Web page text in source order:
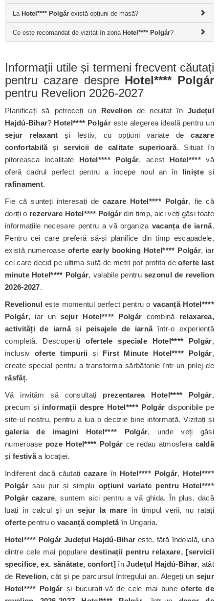
La Hotel**** Polgár există opțiuni de masă?
Ce este recomandat de vizitat în zona Hotel**** Polgár?
Informații utile și termeni frecvent căutați
pentru cazare despre Hotel**** Polgár
pentru Revelion 2026-2027
Planificați să petreceți un Revelion de neuitat în Județul
Hajdú-Bihar? Hotel**** Polgáreste alegerea ideală pentru un
sejur relaxant și festiv, cu opțiuni variate decazare
confortabilăși servicii de calitate superioară. Situat în
pitoreasca localitate Hotel**** Polgár, acest Hotel****vă
oferă cadrul perfect pentru a începe noul an în linișteși
rafinament.
Fie că sunteți interesați decazare Hotel**** Polgár, fie că
doriți o rezervare Hotel**** Polgárdin timp, aici veți găsi toate
informațiile necesare pentru a vă organiza vacanța de iarnă.
Pentru cei care preferă să-și planifice din timp escapadele,
există numeroaseoferte early booking Hotel**** Polgár, iar
cei care decid pe ultima sută de metri pot profita deoferte last
minute Hotel**** Polgár, valabile pentru sezonul de revelion
2026-2027.
Revelionul este momentul perfect pentru o vacanță Hotel****
Polgár, iar un sejur Hotel**** Polgár combină relaxarea,
activități de iarnăși peisajele de iarnăîntr-o experiență
completă. Descoperițiofertele speciale Hotel**** Polgár,
inclusiv oferte timpurii și First Minute Hotel**** Polgár,
create special pentru a transforma sărbătorile într-un prilej de
răsfăț.
Vă invităm să consultați prezentarea Hotel**** Polgár,
precum și informații despre Hotel**** Polgár disponibile pe
site-ul nostru, pentru a lua o decizie bine informată. Vizitați și
galeria de imagini Hotel**** Polgár, unde veți găsi
numeroase poze Hotel**** Polgár ce redau atmosfera caldă
și festivăa locației.
Indiferent dacă căutațicazare în Hotel**** Polgár, Hotel****
Polgársau pur și simplu opțiuni variate pentru Hotel****
Polgár cazare, suntem aici pentru a vă ghida. În plus, dacă
luați în calcul și un sejur la mare în timpul verii, nu ratați
ofertepentru o vacanță completăîn Ungaria.
Hotel**** Polgár Județul Hajdú-Bihar este, fără îndoială, una
dintre cele mai popularedestinații pentru relaxare, [servicii
specifice, ex. sănătate, confort] înJudețul Hajdú-Bihar, atât
de Revelion, cât și pe parcursul întregului an. Alegeți un sejur
Hotel**** Polgár și bucurați-vă de cele mai buneoferte de